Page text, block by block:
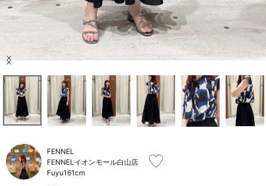
ブランド一覧
ご利用ガイド/ヘルプ
Item
of
FENNEL
FENNELイオンモール白山店
Fuyu161cm